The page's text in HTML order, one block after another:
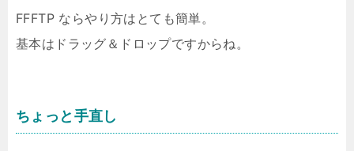
FFFTP ならやり方はとても簡単。
基本はドラッグ＆ドロップですからね。
ちょっと手直し